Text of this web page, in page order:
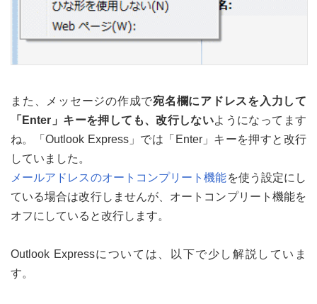
また、メッセージの作成で宛名欄にアドレスを入力して
「Enter」キーを押しても、改行しないようになってます
ね。「Outlook Express」では「Enter」キーを押すと改行
していました。
メールアドレスのオートコンプリート機能を使う設定にし
ている場合は改行しませんが、オートコンプリート機能を
オフにしていると改行します。
Outlook Expressについては、以下で少し解説していま
す。